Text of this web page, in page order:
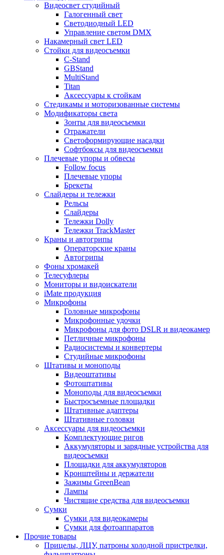
Видеосвет студийный
Галогенный свет
Светодиодный LED
Управление светом DMX
Накамерный свет LED
Стойки для видеосъемки
C-Stand
GBStand
MultiStand
Titan
Аксессуары к стойкам
Стедикамы и моторизованные системы
Модификаторы света
Зонты для видеосъемки
Отражатели
Светоформирующие насадки
Софтбоксы для видеосъемки
Плечевые упоры и обвесы
Follow focus
Плечевые упоры
Брекеты
Слайдеры и тележки
Рельсы
Слайдеры
Тележки Dolly
Тележки TrackMaster
Краны и автогрипы
Операторские краны
Автогрипы
Фоны хромакей
Телесуфлеры
Мониторы и видоискатели
iMate продукция
Микрофоны
Головные микрофоны
Микрофонные удочки
Микрофоны для фото DSLR и видеокамер
Петличные микрофоны
Радиосистемы и конвертеры
Студийные микрофоны
Штативы и моноподы
Видеоштативы
Фотоштативы
Моноподы для видеосъемки
Быстросъемные площадки
Штативные адаптеры
Штативные головки
Аксессуары для видеосъемки
Комплектующие ригов
Аккумуляторы и зарядные устройства для
видеосъемки
Площадки для аккумуляторов
Кронштейны и держатели
Зажимы GreenBean
Лампы
Чистящие средства для видеосъемки
Сумки
Сумки для видеокамеры
Сумки для фотоаппаратов
Прочие товары
Прицелы, ЛЦУ, патроны холодной пристрелки,